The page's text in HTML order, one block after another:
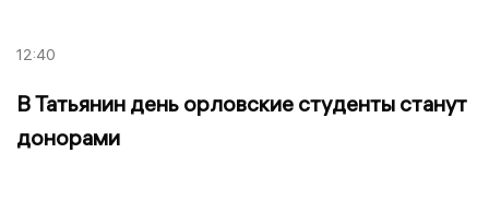
12:40
В Татьянин день орловские студенты станут
донорами